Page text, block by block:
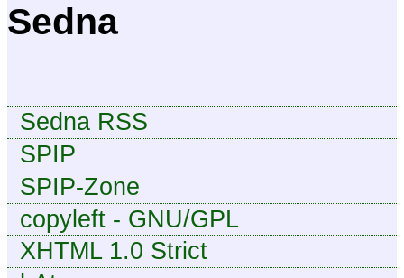
Sedna
Sedna RSS
SPIP
SPIP-Zone
copyleft - GNU/GPL
XHTML 1.0 Strict